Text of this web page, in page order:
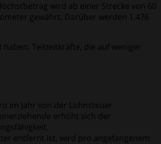
wird ab einer Strecke von 60
gewährt. Darüber werden 1.476
Teilzeitkräfte, die auf weniger
im Jahr von der Lohnsteuer
erhöht sich der
entfernt ist, wird pro angefangenem